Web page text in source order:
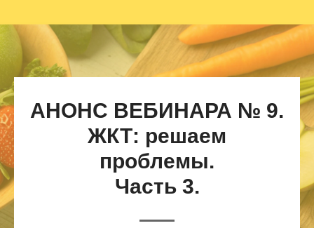
АНОНС ВЕБИНАРА № 9.
ЖКТ: решаем
проблемы.
Часть 3.